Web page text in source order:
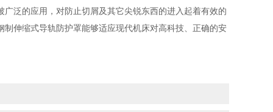
泛的应用，对防止切屑及其它尖锐东西的进入起着有效的
伸缩式导轨防护罩能够适应现代机床对高科技、正确的安